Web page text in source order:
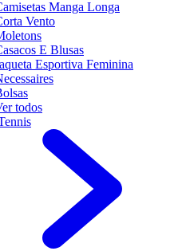
Manga Longa
Vento
E Blusas
Esportiva Feminina
todos